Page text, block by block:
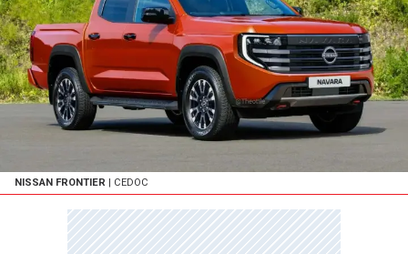
NISSAN FRONTIER | CEDOC